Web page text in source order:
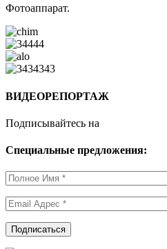
Фотоаппарат.
ВИДЕОРЕПОРТАЖ
Подписывайтесь на
Специальные предложения: